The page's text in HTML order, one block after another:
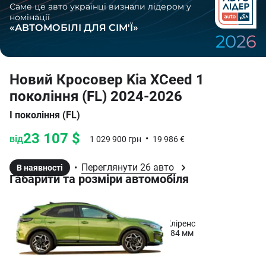
2026
Саме це авто українці визнали лідером у
номінації
«АВТОМОБІЛІ ДЛЯ СІМ'Ї»
Новий Кросовер Kia XCeed 1
покоління (FL) 2024-2026
І покоління (FL)
від23 107 $ 1 029 900 грн • 19 986 €
В наявності • Переглянути 26 авто
Габарити та розміри автомобіля
Кліренс
184 мм